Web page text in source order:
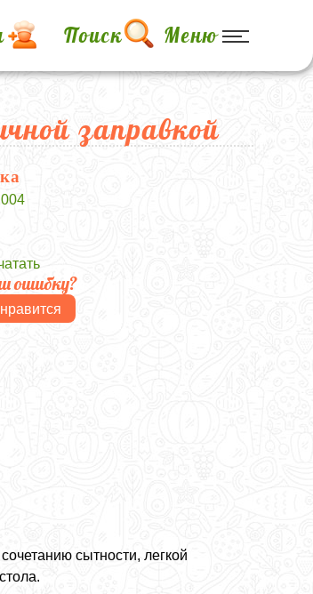
Поиск Меню
заправкой
ошибку?
сытности, легкой